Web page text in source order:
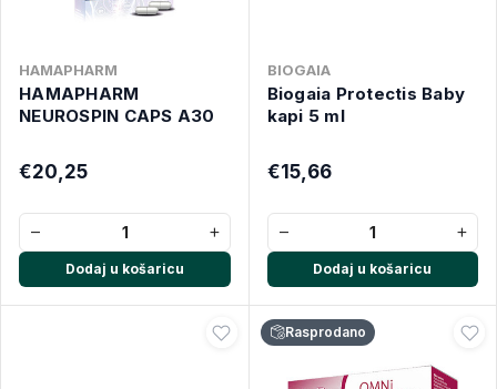
HAMAPHARM
HAMAPHARM
NEUROSPIN CAPS A30
€20,25
− +
Dodaj u košaricu
BIOGAIA
Biogaia Protectis Baby
kapi 5 ml
€15,66
− +
Dodaj u košaricu
Rasprodano